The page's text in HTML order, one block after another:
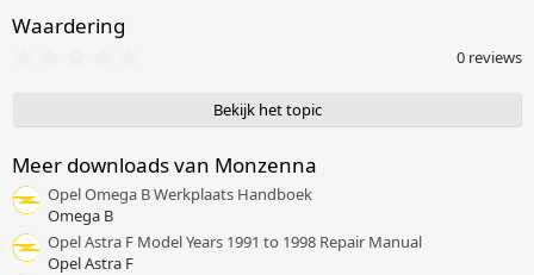
g
Waardering
s
e
r
(
e
n
0 reviews
Bekijk het topic
Meer downloads van Monzenna
Opel Omega B Werkplaats Handboek
Omega B
Opel Astra F Model Years 1991 to 1998 Repair Manual
Opel Astra F